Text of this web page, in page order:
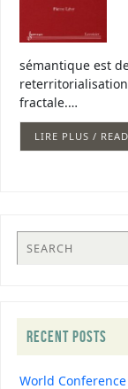
sémantique est
fractale.…
LIRE PLUS /
RECENT POSTS
World